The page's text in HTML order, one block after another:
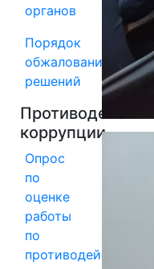
органов
Порядок
обжалования
решений
Противодействие
коррупции
Опрос
по
оценке
работы
по
противодействию